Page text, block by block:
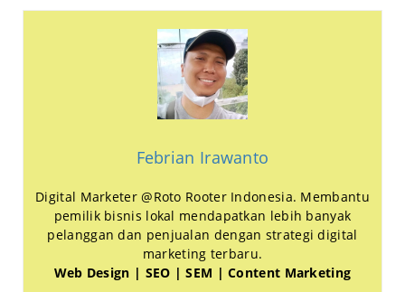
Febrian Irawanto
Digital Marketer @Roto Rooter Indonesia. Membantu
pemilik bisnis lokal mendapatkan lebih banyak
pelanggan dan penjualan dengan strategi digital
marketing terbaru.
Web Design | SEO | SEM | Content Marketing